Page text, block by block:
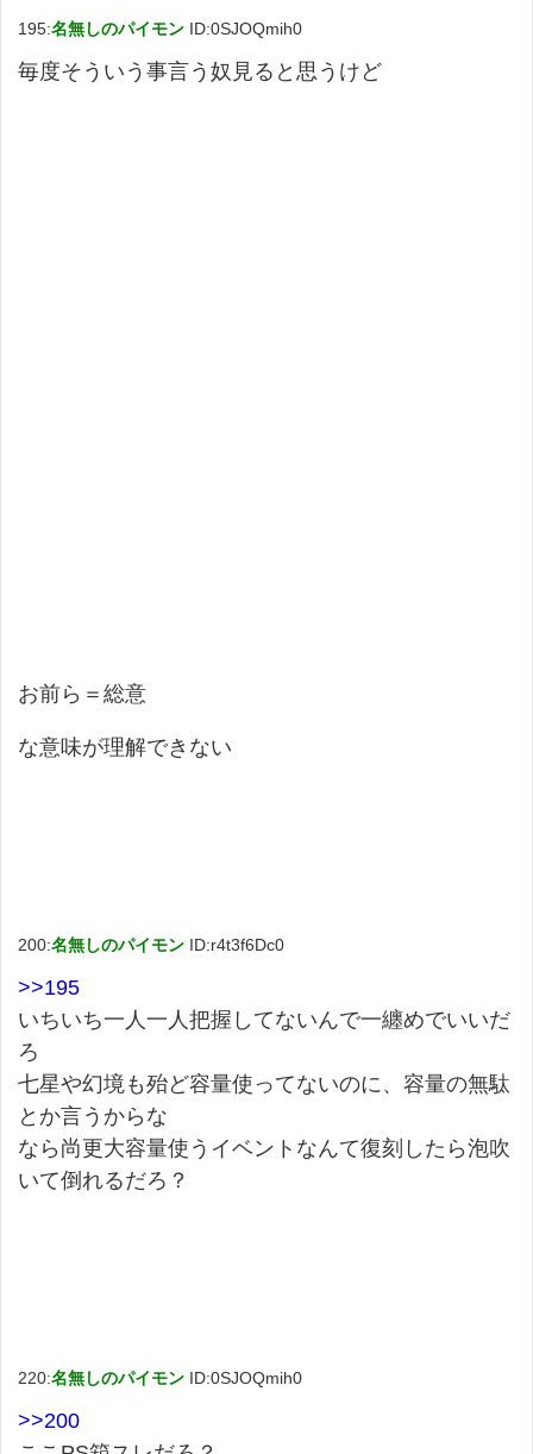
195:名無しのパイモン ID:0SJOQmih0
毎度そういう事言う奴見ると思うけど
お前ら＝総意
な意味が理解できない
200:名無しのパイモン ID:r4t3f6Dc0
>>195
いちいち一人一人把握してないんで一纏めでいいだ
ろ
七星や幻境も殆ど容量使ってないのに、容量の無駄
とか言うからな
なら尚更大容量使うイベントなんて復刻したら泡吹
いて倒れるだろ？
220:名無しのパイモン ID:0SJOQmih0
>>200